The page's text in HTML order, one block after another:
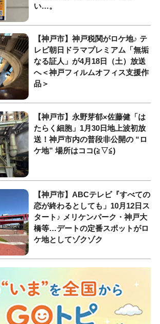
い…。
【神戸市】神戸税関がロケ地♪ テ
レビ朝日ドラマプレミアム「無垢
なる証人」が4月18日（土）放送
へ＜神戸フィルムオフィス支援作
品＞
【神戸市】永野芽郁×佐藤健「は
たらく細胞」1月30日地上波初放
送！神戸市内の普段非公開の “ロ
ケ地” 場所はココ(≧▽≦)
【神戸市】ABCテレビ『すべての
恋が終わるとしても」10月12日ス
タート♪ メリケンパーク・神戸大
橋等…デートの定番スポットがロ
ケ地としてゾクゾク